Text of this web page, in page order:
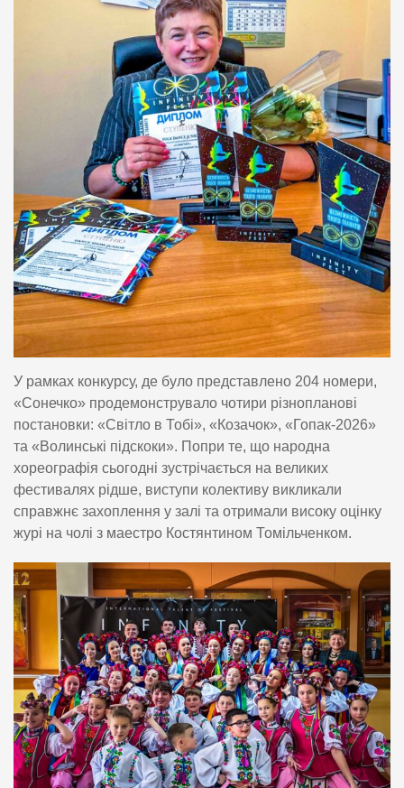
У рамках конкурсу, де було представлено 204 номери,
«Сонечко» продемонструвало чотири різнопланові
постановки: «Світло в Тобі», «Козачок», «Гопак-2026»
та «Волинські підскоки». Попри те, що народна
хореографія сьогодні зустрічається на великих
фестивалях рідше, виступи колективу викликали
справжнє захоплення у залі та отримали високу оцінку
журі на чолі з маестро Костянтином Томільченком.